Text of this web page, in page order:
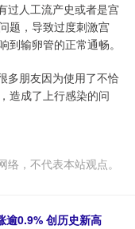
过人工流产史或者是宫
题，导致过度刺激宫
输卵管的正常通畅。
多朋友因为使用了不恰
造成了上行感染的问
，不代表本站观点。
逾0.9% 创历史新高